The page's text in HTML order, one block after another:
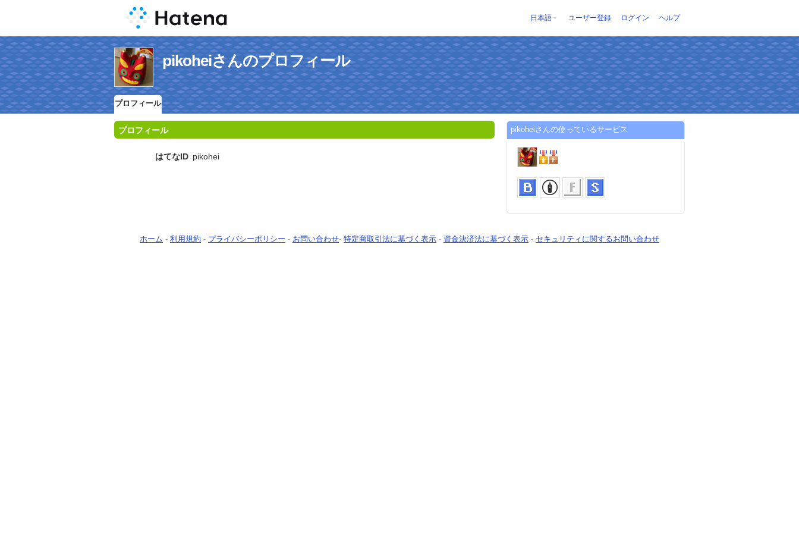
日本語 ユーザー登録 ログイン ヘルプ
pikoheiさんのプロフィール
プロフィール
プロフィール
はてなID pikohei
pikoheiさんの使っているサービス
ホーム - 利用規約 - プライバシーポリシー - お問い合わせ- 特定商取引法に基づく表示 - 資金決済法に基づく表示 - セキュリティに関するお問い合わせ